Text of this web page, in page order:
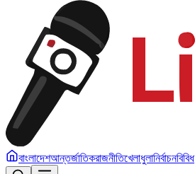
বাংলাদেশআন্তর্জাতিকরাজনীতিখেলাধুলানির্বাচনবিবিধ